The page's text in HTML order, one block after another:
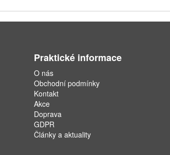
Praktické informace
O nás
Obchodní podmínky
Kontakt
Akce
Doprava
GDPR
Články a aktuality